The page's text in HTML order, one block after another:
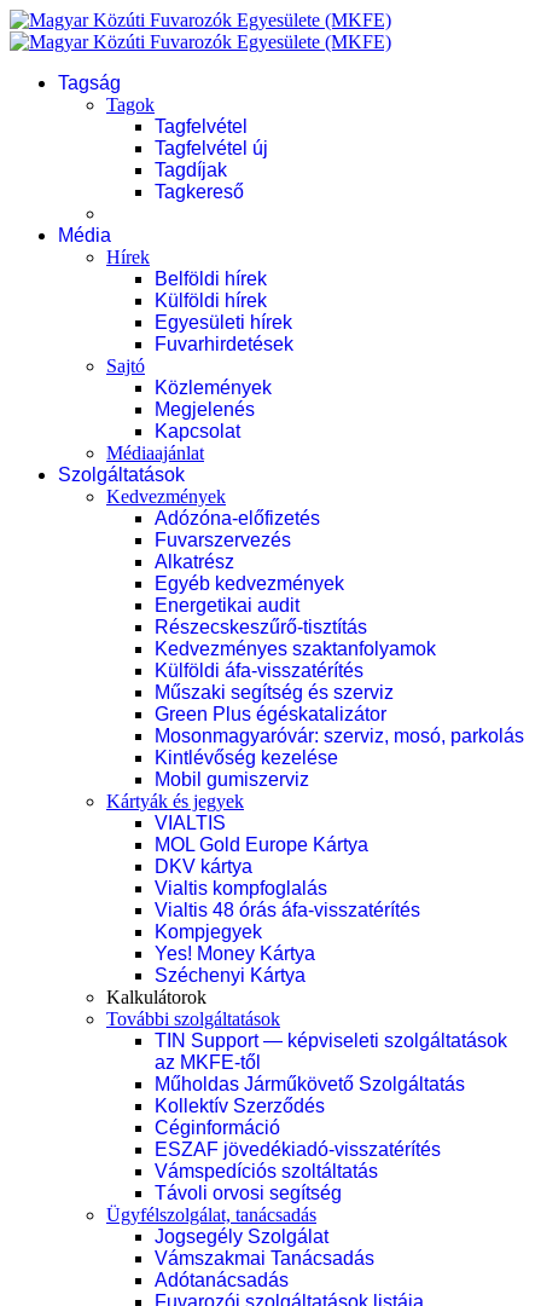
Tagság
Tagok
Tagfelvétel
Tagfelvétel új
Tagdíjak
Tagkereső
Média
Hírek
Belföldi hírek
Külföldi hírek
Egyesületi hírek
Fuvarhirdetések
Sajtó
Közlemények
Megjelenés
Kapcsolat
Médiaajánlat
Szolgáltatások
Kedvezmények
Adózóna-előfizetés
Fuvarszervezés
Alkatrész
Egyéb kedvezmények
Energetikai audit
Részecskeszűrő-tisztítás
Kedvezményes szaktanfolyamok
Külföldi áfa-visszatérítés
Műszaki segítség és szerviz
Green Plus égéskatalizátor
Mosonmagyaróvár: szerviz, mosó, parkolás
Kintlévőség kezelése
Mobil gumiszerviz
Kártyák és jegyek
VIALTIS
MOL Gold Europe Kártya
DKV kártya
Vialtis kompfoglalás
Vialtis 48 órás áfa-visszatérítés
Kompjegyek
Yes! Money Kártya
Széchenyi Kártya
Kalkulátorok
További szolgáltatások
TIN Support — képviseleti szolgáltatások
az MKFE-től
Műholdas Járműkövető Szolgáltatás
Kollektív Szerződés
Céginformáció
ESZAF jövedékiadó-visszatérítés
Vámspedíciós szoltáltatás
Távoli orvosi segítség
Ügyfélszolgálat, tanácsadás
Jogsegély Szolgálat
Vámszakmai Tanácsadás
Adótanácsadás
Fuvarozói szolgáltatások listája